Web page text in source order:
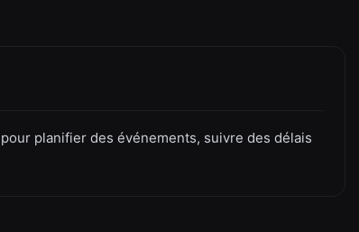
planifier des événements, suivre des délais